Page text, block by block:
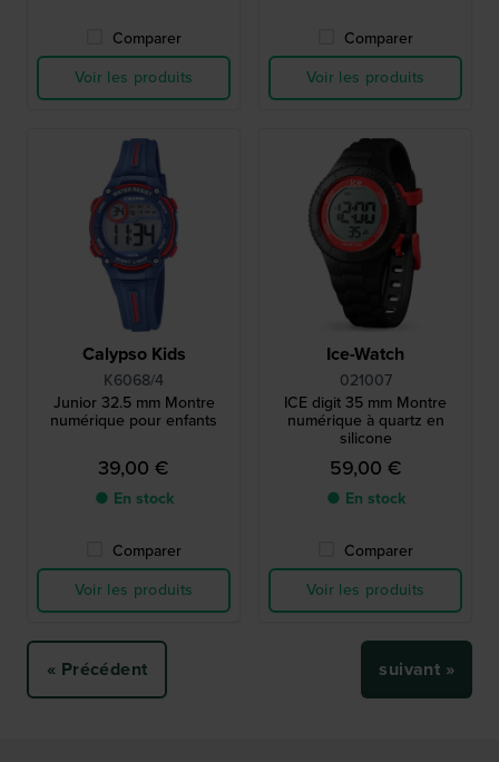
Comparer
Voir les produits
Comparer
Voir les produits
Calypso Kids
K6068/4
Junior 32.5 mm Montre
numérique pour enfants
39,00 €
● En stock
Comparer
Voir les produits
Ice-Watch
021007
ICE digit 35 mm Montre
numérique à quartz en
silicone
59,00 €
● En stock
Comparer
Voir les produits
« Précédent suivant »